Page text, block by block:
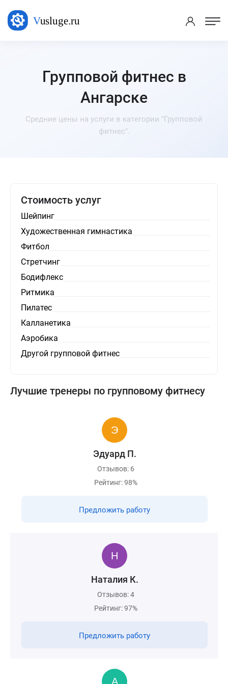
Групповой фитнес в
Ангарске
Средние цены на услуги в категории "Групповой
фитнес".
Стоимость услуг
Шейпинг
Художественная гимнастика
Фитбол
Стретчинг
Бодифлекс
Ритмика
Пилатес
Калланетика
Аэробика
Другой групповой фитнес
Лучшие тренеры по групповому фитнесу
Эдуард П.
Отзывов: 6
Рейтинг: 98%
Предложить работу
Наталия К.
Отзывов: 4
Рейтинг: 97%
Предложить работу